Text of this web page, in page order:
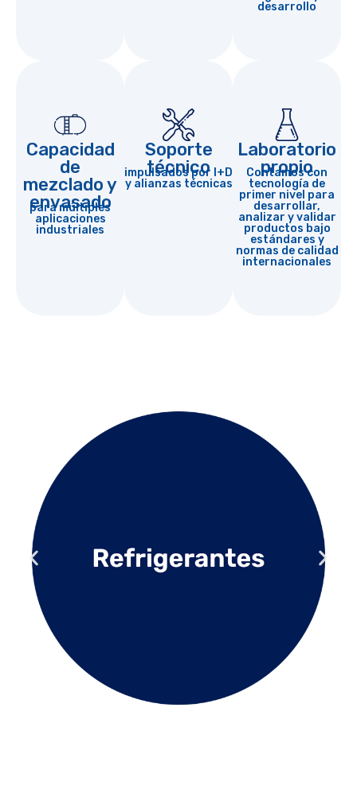
desarrollo
Capacidad
de
mezclado y
envasado
para múltiples
aplicaciones
industriales
Soporte
técnico
impulsados por I+D
y alianzas técnicas
Laboratorio
propio
Contamos con
tecnología de
primer nivel para
desarrollar,
analizar y validar
productos bajo
estándares y
normas de calidad
internacionales